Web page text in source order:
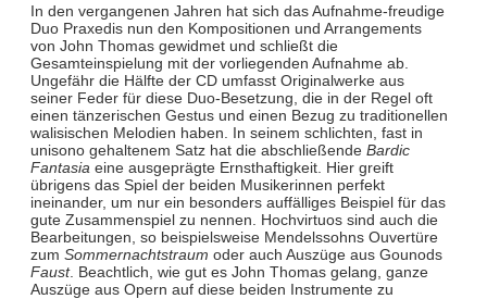
In den vergangenen Jahren hat sich das Aufnahme-freudige
Duo Praxedis nun den Kompositionen und Arrangements
von John Thomas gewidmet und schließt die
Gesamteinspielung mit der vorliegenden Aufnahme ab.
Ungefähr die Hälfte der CD umfasst Originalwerke aus
seiner Feder für diese Duo-Besetzung, die in der Regel oft
einen tänzerischen Gestus und einen Bezug zu traditionellen
walisischen Melodien haben. In seinem schlichten, fast in
unisono gehaltenem Satz hat die abschließende Bardic
Fantasia eine ausgeprägte Ernsthaftigkeit. Hier greift
übrigens das Spiel der beiden Musikerinnen perfekt
ineinander, um nur ein besonders auffälliges Beispiel für das
gute Zusammenspiel zu nennen. Hochvirtuos sind auch die
Bearbeitungen, so beispielsweise Mendelssohns Ouvertüre
zum Sommernachtstraum oder auch Auszüge aus Gounods
Faust. Beachtlich, wie gut es John Thomas gelang, ganze
Auszüge aus Opern auf diese beiden Instrumente zu